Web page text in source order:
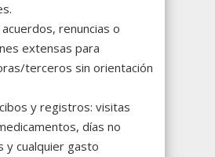
renuncias o
extensas para
terceros sin orientación
y registros: visitas
días no
y cualquier gasto